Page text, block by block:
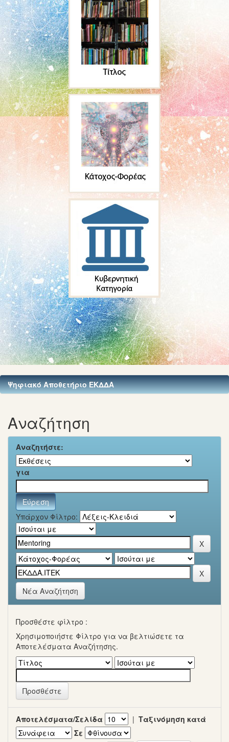
Ψηφιακό Αποθετήριο ΕΚΔΔΑ
Αναζήτηση
Αναζητήστε:
για
Υπάρχον Φίλτρο:
Νέα Αναζήτηση
Προσθέστε φίλτρο :
Χρησιμοποιήστε Φίλτρο για να βελτιώσετε τα
Αποτελέσματα Αναζήτησης.
Αποτελέσματα/Σελίδα | Ταξινόμηση κατά
Σε